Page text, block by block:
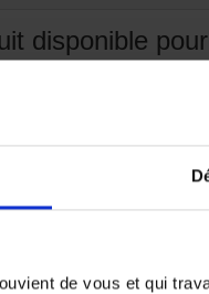
de vous et qui
disponible